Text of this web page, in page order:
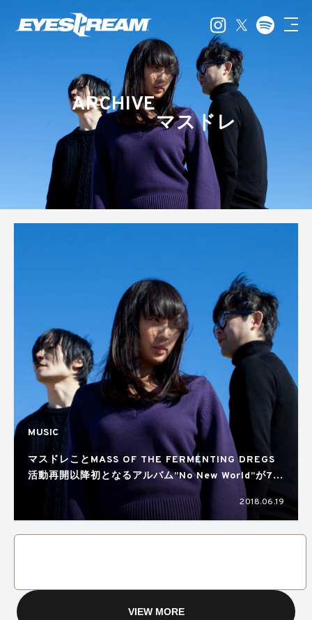
ARCHIVE
マスドレ
MUSIC
マスドレことMASS OF THE FERMENTING DREGS
活動再開以降初となるアルバム”No New World”が7月
2018.06.19
VIEW MORE